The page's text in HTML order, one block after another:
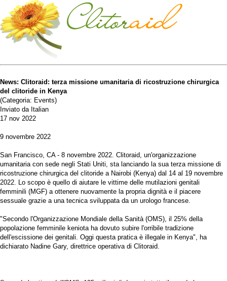
News: Clitoraid: terza missione umanitaria di ricostruzione chirurgica
del clitoride in Kenya
(Categoria: Events)
Inviato da Italian
17 nov 2022
9 novembre 2022
San Francisco, CA - 8 novembre 2022. Clitoraid, un'organizzazione
umanitaria con sede negli Stati Uniti, sta lanciando la sua terza missione di
ricostruzione chirurgica del clitoride a Nairobi (Kenya) dal 14 al 19 novembre
2022. Lo scopo è quello di aiutare le vittime delle mutilazioni genitali
femminili (MGF) a ottenere nuovamente la propria dignità e il piacere
sessuale grazie a una tecnica sviluppata da un urologo francese.
"Secondo l'Organizzazione Mondiale della Sanità (OMS), il 25% della
popolazione femminile keniota ha dovuto subire l'orribile tradizione
dell'escissione dei genitali. Oggi questa pratica è illegale in Kenya", ha
dichiarato Nadine Gary, direttrice operativa di Clitoraid.